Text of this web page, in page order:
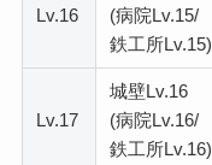
Lv.16
(病院Lv.15/
鉄工所Lv.15)
Lv.17
城壁Lv.16
(病院Lv.16/
鉄工所Lv.16)